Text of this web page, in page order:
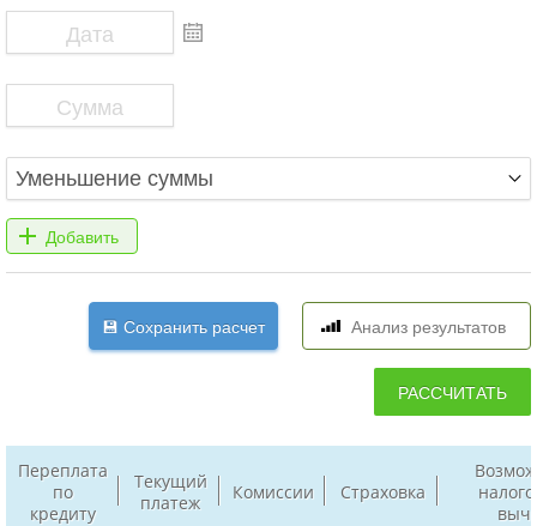
Переплата
по
кредиту
Текущий
платеж
Комиссии Страховка